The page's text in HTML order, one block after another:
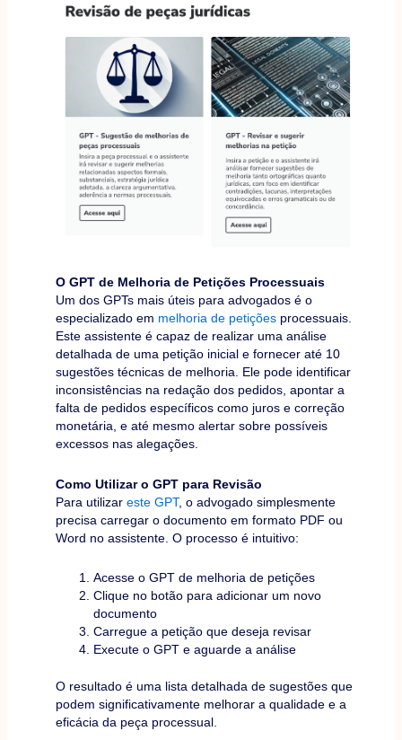
O GPT de Melhoria de Petições Processuais
Um dos GPTs mais úteis para advogados é o
especializado em melhoria de petiçõesprocessuais.
Este assistente é capaz de realizar uma análise
detalhada de uma petição inicial e fornecer até 10
sugestões técnicas de melhoria. Ele pode identificar
inconsistências na redação dos pedidos, apontar a
falta de pedidos específicos como juros e correção
monetária, e até mesmo alertar sobre possíveis
excessos nas alegações.
Como Utilizar o GPT para Revisão
Para utilizareste GPT, o advogado simplesmente
precisa carregar o documento em formato PDF ou
Word no assistente. O processo é intuitivo:
Acesse o GPT de melhoria de petições
Clique no botão para adicionar um novo
documento
Carregue a petição que deseja revisar
Execute o GPT e aguarde a análise
O resultado é uma lista detalhada de sugestões que
podem significativamente melhorar a qualidade e a
eficácia da peça processual.